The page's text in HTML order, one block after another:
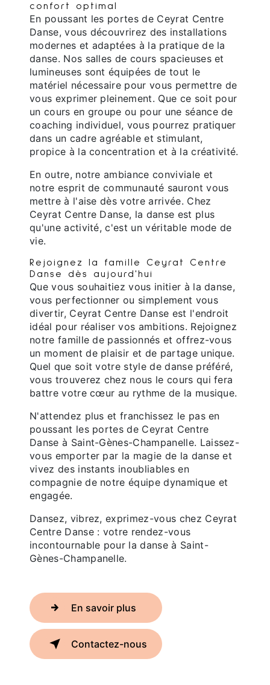
confort optimal
En poussant les portes de Ceyrat Centre
Danse, vous découvrirez des installations
modernes et adaptées à la pratique de la
danse. Nos salles de cours spacieuses et
lumineuses sont équipées de tout le
matériel nécessaire pour vous permettre de
vous exprimer pleinement. Que ce soit pour
un cours en groupe ou pour une séance de
coaching individuel, vous pourrez pratiquer
dans un cadre agréable et stimulant,
propice à la concentration et à la créativité.
En outre, notre ambiance conviviale et
notre esprit de communauté sauront vous
mettre à l'aise dès votre arrivée. Chez
Ceyrat Centre Danse, la danse est plus
qu'une activité, c'est un véritable mode de
vie.
Rejoignez la famille Ceyrat Centre
Danse dès aujourd'hui
Que vous souhaitiez vous initier à la danse,
vous perfectionner ou simplement vous
divertir, Ceyrat Centre Danse est l'endroit
idéal pour réaliser vos ambitions. Rejoignez
notre famille de passionnés et offrez-vous
un moment de plaisir et de partage unique.
Quel que soit votre style de danse préféré,
vous trouverez chez nous le cours qui fera
battre votre cœur au rythme de la musique.
N'attendez plus et franchissez le pas en
poussant les portes de Ceyrat Centre
Danse à Saint-Gènes-Champanelle. Laissez-
vous emporter par la magie de la danse et
vivez des instants inoubliables en
compagnie de notre équipe dynamique et
engagée.
Dansez, vibrez, exprimez-vous chez Ceyrat
Centre Danse : votre rendez-vous
incontournable pour la danse à Saint-
Gènes-Champanelle.
En savoir plus
Contactez-nous